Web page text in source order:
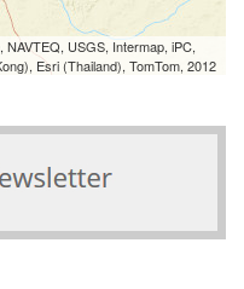
USGS, Intermap, iPC,
Esri (Thailand), TomTom, 2012